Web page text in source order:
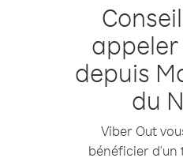
appeler
depuis
du
Viber Out
bénéficier d'un